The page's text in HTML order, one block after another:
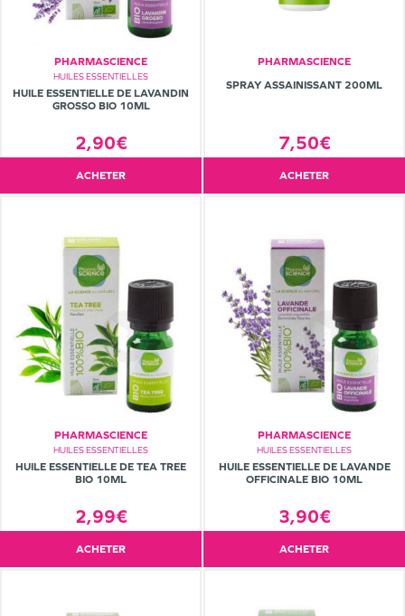
PHARMASCIENCE
HUILES ESSENTIELLES
HUILE ESSENTIELLE DE LAVANDIN
GROSSO BIO 10ML
2,90€
ACHETER
PHARMASCIENCE
SPRAY ASSAINISSANT 200ML
7,50€
ACHETER
PHARMASCIENCE
HUILES ESSENTIELLES
HUILE ESSENTIELLE DE TEA TREE
BIO 10ML
2,99€
ACHETER
PHARMASCIENCE
HUILES ESSENTIELLES
HUILE ESSENTIELLE DE LAVANDE
OFFICINALE BIO 10ML
3,90€
ACHETER